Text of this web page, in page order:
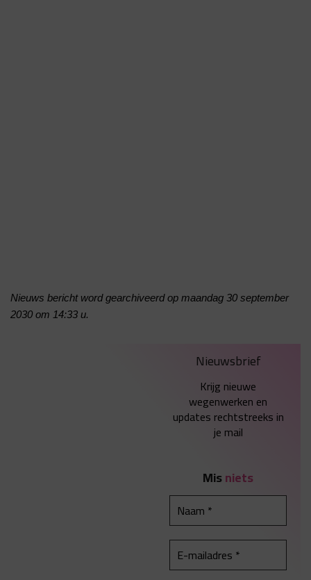
Nieuws bericht word gearchiveerd op maandag 30 september
2030 om 14:33 u.
Nieuwsbrief
Krijg nieuwe
wegenwerken en
updates rechtstreeks in
je mail
Misniets